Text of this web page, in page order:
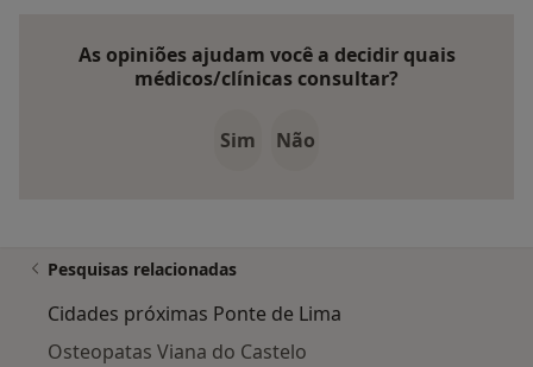
As opiniões ajudam você a decidir quais
médicos/clínicas consultar?
Sim Não
Pesquisas relacionadas
Cidades próximas Ponte de Lima
Osteopatas Viana do Castelo